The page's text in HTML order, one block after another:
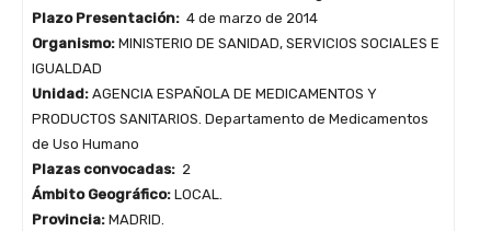
Plazo Presentación: 4 de marzo de 2014
Organismo: MINISTERIO DE SANIDAD, SERVICIOS SOCIALES E
IGUALDAD
Unidad: AGENCIA ESPAÑOLA DE MEDICAMENTOS Y
PRODUCTOS SANITARIOS. Departamento de Medicamentos
de Uso Humano
Plazas convocadas: 2
Ámbito Geográfico: LOCAL.
Provincia: MADRID.